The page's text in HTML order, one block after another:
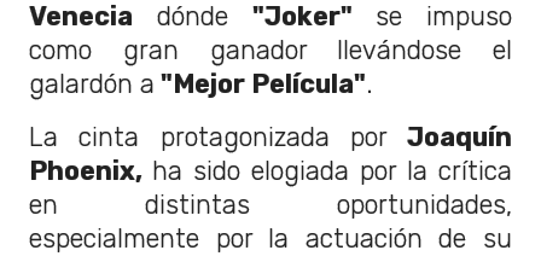
Venecia dónde "Joker" se impuso
como gran ganador llevándose el
galardón a "Mejor Película".
La cinta protagonizada por Joaquín
Phoenix, ha sido elogiada por la crítica
en distintas oportunidades,
especialmente por la actuación de su